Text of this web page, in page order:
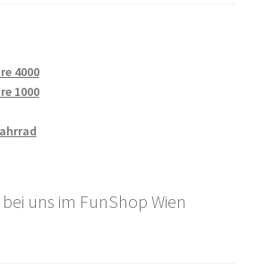
4000
1000
uns im FunShop Wien